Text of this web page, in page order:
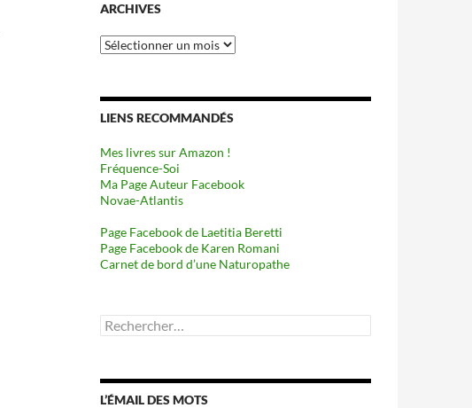
ARCHIVES
Archives
LIENS RECOMMANDÉS
Mes livres sur Amazon !
Fréquence-Soi
Ma Page Auteur Facebook
Novae-Atlantis
Page Facebook de Laetitia Beretti
Page Facebook de Karen Romani
Carnet de bord d’une Naturopathe
Rechercher :
L’ÉMAIL DES MOTS